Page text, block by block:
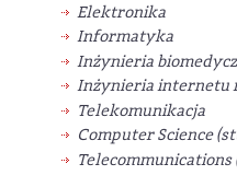
Elektronika
Informatyka
Inżynieria
Inżynieria internetu
Telekomunikacja
Computer Science